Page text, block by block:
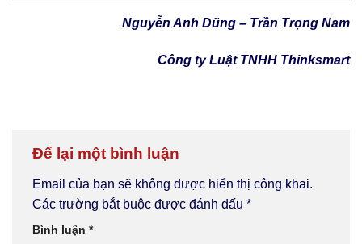
Nguyễn Anh Dũng – Trần Trọng Nam
Công ty Luật TNHH Thinksmart
Để lại một bình luận
Email của bạn sẽ không được hiển thị công khai.
Các trường bắt buộc được đánh dấu *
Bình luận *